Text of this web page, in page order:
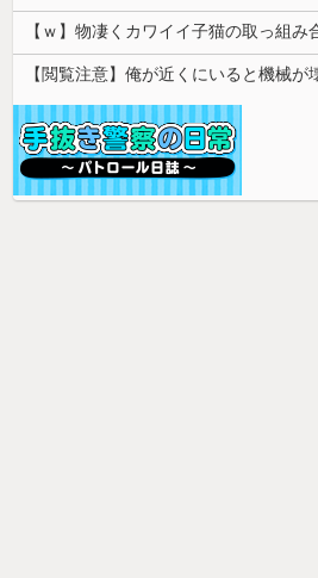
【ｗ】物凄くカワイイ子猫の取っ組み
【閲覧注意】俺が近くにいると機械が